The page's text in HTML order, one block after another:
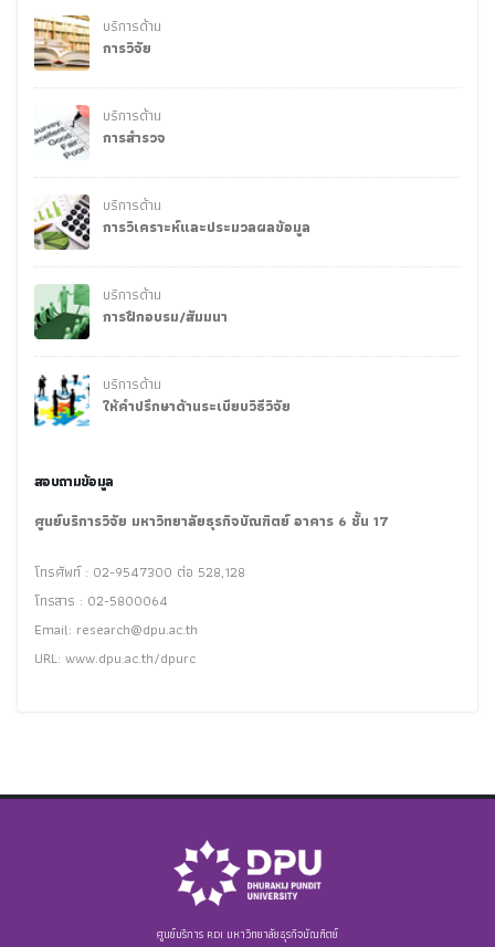
บริการด้าน
การวิจัย
บริการด้าน
การสำรวจ
บริการด้าน
การวิเคราะห์และประมวลผลข้อมูล
บริการด้าน
การฝึกอบรม/สัมมนา
บริการด้าน
ให้คำปรึกษาด้านระเบียบวิธีวิจัย
สอบถามข้อมูล
ศูนย์บริการวิจัย มหาวิทยาลัยธุรกิจบัณฑิตย์ อาคาร 6 ชั้น 17
โทรศัพท์ : 02-9547300 ต่อ 528,128
โทรสาร : 02-5800064
Email: research@dpu.ac.th
URL: www.dpu.ac.th/dpurc
ศูนย์บริการ RDI มหาวิทยาลัยธุรกิจบัณฑิตย์